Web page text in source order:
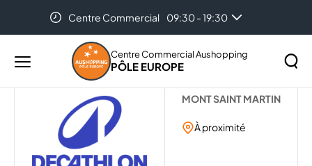
Centre Commercial 09:30 - 19:30
Menu
principal
Centre Commercial Aushopping
PÔLE EUROPE
... DECATHLON
MONT SAINT MARTIN
À proximité